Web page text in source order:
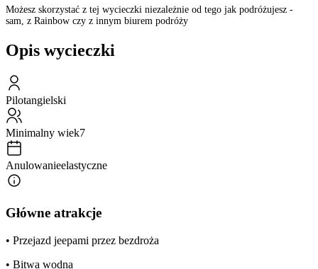
Możesz skorzystać z tej wycieczki niezależnie od tego jak podróżujesz -
sam, z Rainbow czy z innym biurem podróży
Opis wycieczki
Pilotangielski
Minimalny wiek7
Anulowanieelastyczne
Główne atrakcje
• Przejazd jeepami przez bezdroża
• Bitwa wodna